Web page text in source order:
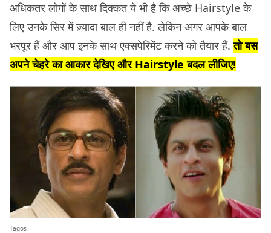
अधिकतर लोगों के साथ दिक्कत ये भी है कि अच्छे Hairstyle के
लिए उनके सिर में ज़्यादा बाल ही नहीं है. लेकिन अगर आपके बाल
भरपूर हैं और आप इनके साथ एक्सपेरिमेंट करने को तैयार हैं.तो बस
अपने चेहरे का आकार देखिए और Hairstyle बदल लीजिए!
Tagos